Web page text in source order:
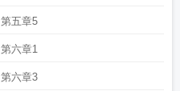
第五章5
第六章1
第六章3